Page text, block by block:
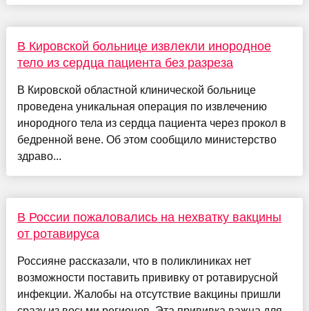
В Кировской больнице извлекли инородное
тело из сердца пациента без разреза
В Кировской областной клинической больнице
проведена уникальная операция по извлечению
инородного тела из сердца пациента через прокол в
бедренной вене. Об этом сообщило министерство
здраво...
В России пожаловались на нехватку вакцины
от ротавируса
Россияне рассказали, что в поликлиниках нет
возможности поставить прививку от ротавирусной
инфекции. Жалобы на отсутствие вакцины пришли